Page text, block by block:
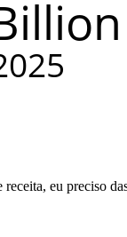
receita, eu preciso